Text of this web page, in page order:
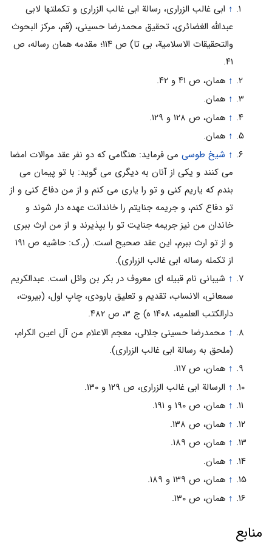
↑ ابی غالب الزراری، رسالة ابی غالب الزراری و تکملتها لابی
عبدالله الغضائری، تحقیق محمدرضا حسینی، (قم، مرکز البحوث
والتحقیقات الاسلامیة، بی تا) ص ۱۱۴؛ مقدمه همان رساله، ص
۴۱.
↑ همان، ص ۴۱ و ۴۲.
↑ همان.
↑ همان، ص ۱۲۸ و ۱۲۹.
↑ همان.
↑ شیخ طوسیمی فرماید: هنگامی که دو نفر عقد موالات امضا
می کنند و یکی از آنان به دیگری می گوید: با تو پیمان می
بندم که یاریم کنی و تو را یاری می کنم و از من دفاع کنی و از
تو دفاع کنم، و جریمه جنایتم را خاندانت عهده دار شوند و
خاندان من نیز جریمه جنایت تو را بپذیرند و از من ارث ببری
و از تو ارث ببرم، این عقد صحیح است. (ر.ک: حاشیه ص ۱۹۱
از تکمله رساله ابی غالب الزراری).
↑ شیبانی نام قبیله ای معروف در بکر بن وائل است. عبدالکریم
سمعانی، الانساب، تقدیم و تعلیق بارودی، چاپ اول، (بیروت،
دارالکتب العلمیه، ۱۴۰۸ ه) ج ۳، ص ۴۸۲.
↑
محمدرضا حسینی جلالی، معجم الاعلام من آل اعین الکرام،
(ملحق به رسالة ابی غالب الزراری).
↑ همان، ص ۱۱۷.
↑ الرسالة ابی غالب الزراری، ص ۱۲۹ و ۱۳۰.
↑ همان، ص ۱۹۰ و ۱۹۱.
↑ همان، ص ۱۳۸.
↑ همان، ص ۱۸۹.
↑ همان.
↑ همان، ص ۱۳۹ و ۱۸۹.
↑ همان، ص ۱۳۰.
منابع